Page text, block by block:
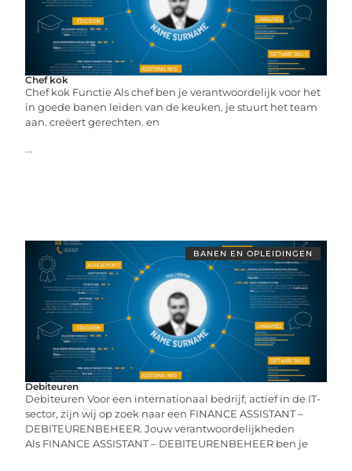
Chef kok
Chef kok Functie Als chef ben je verantwoordelijk voor het
in goede banen leiden van de keuken. je stuurt het team
aan. creëert gerechten. en
...
BANEN EN OPLEIDINGEN
Debiteuren
Debiteuren Voor een internationaal bedrijf, actief in de IT-
sector, zijn wij op zoek naar een FINANCE ASSISTANT –
DEBITEURENBEHEER. Jouw verantwoordelijkheden
Als FINANCE ASSISTANT – DEBITEURENBEHEER ben je